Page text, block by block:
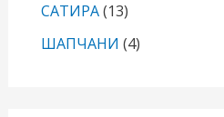
САТИРА(13)
ШАПЧАНИ (4)